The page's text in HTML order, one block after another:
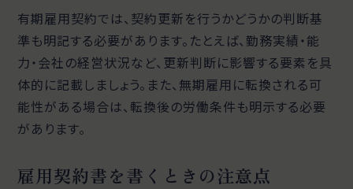
有期雇用契約では、契約更新を行うかどうかの判断基
準も明記する必要があります。たとえば、勤務実績・能
力・会社の経営状況など、更新判断に影響する要素を具
体的に記載しましょう。また、無期雇用に転換される可
能性がある場合は、転換後の労働条件も明示する必要
があります。
雇用契約書を書くときの注意点